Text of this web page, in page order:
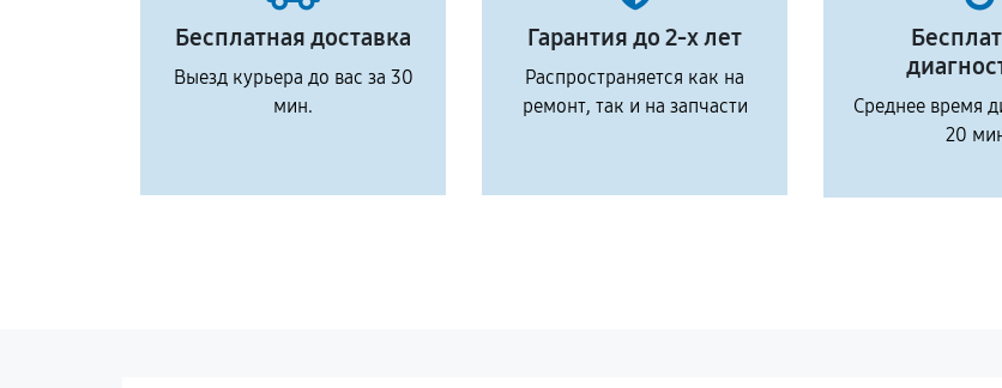
Бесплатная доставка
Выезд курьера до вас за 30
мин.
Гарантия до 2-х лет
Распространяется как на
ремонт, так и на запчасти
Среднее время
20